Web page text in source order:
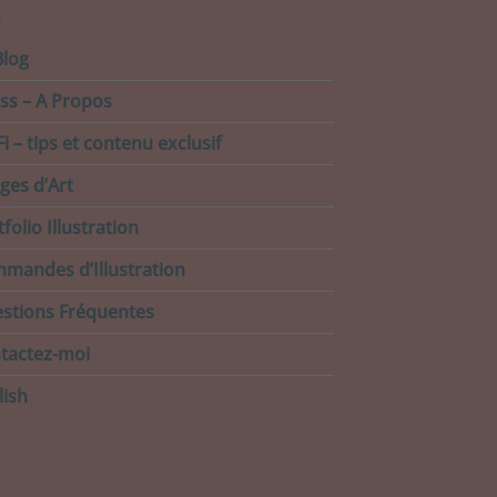
– A Propos
– tips et contenu exclusif
d’Art
Illustration
d’Illustration
Fréquentes
moi